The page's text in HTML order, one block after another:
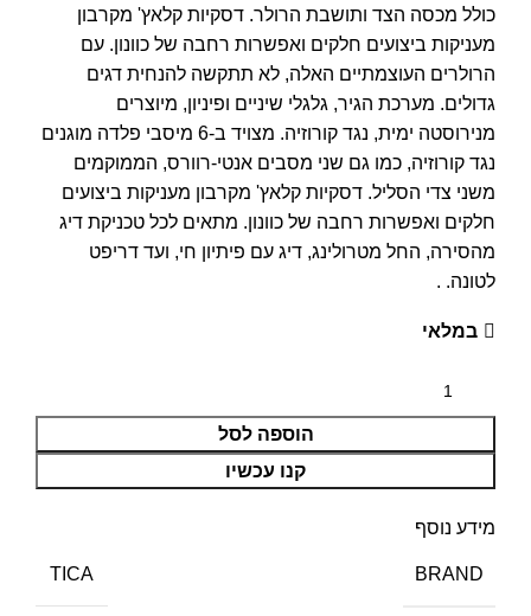
כולל מכסה הצד ותושבת הרולר. דסקיות קלאץ' מקרבון
מעניקות ביצועים חלקים ואפשרות רחבה של כוונון. עם
הרולרים העוצמתיים האלה, לא תתקשה להנחית דגים
גדולים. מערכת הגיר, גלגלי שיניים ופיניון, מיוצרים
מנירוסטה ימית, נגד קורוזיה. מצויד ב-6 מיסבי פלדה מוגנים
נגד קורוזיה, כמו גם שני מסבים אנטי-רוורס, הממוקמים
משני צדי הסליל. דסקיות קלאץ' מקרבון מעניקות ביצועים
חלקים ואפשרות רחבה של כוונון. מתאים לכל טכניקת דיג
מהסירה, החל מטרולינג, דיג עם פיתיון חי, ועד דריפט
לטונה. .
במלאי
הוספה לסל
קנו עכשיו
מידע נוסף
BRAND
TICA